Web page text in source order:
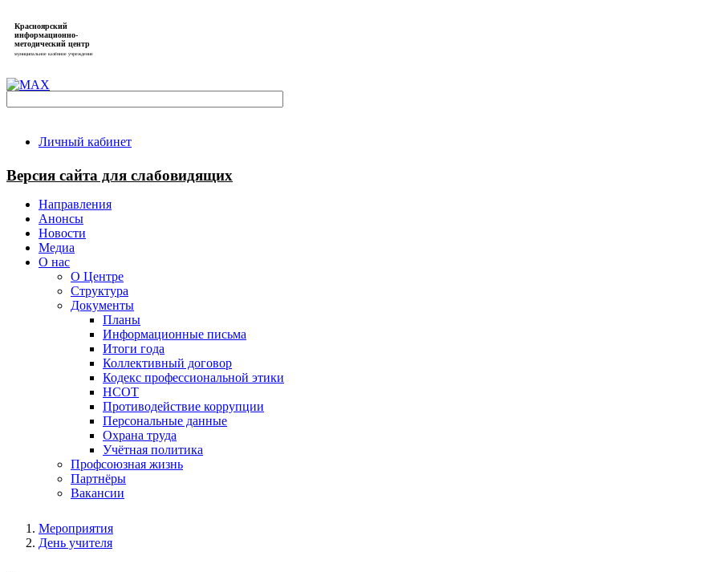
Красноярский
информационно-
методический центр
муниципальное казённое учреждение
Личный кабинет
Версия сайта для слабовидящих
Направления
Анонсы
Новости
Медиа
О нас
О Центре
Структура
Документы
Планы
Информационные письма
Итоги года
Коллективный договор
Кодекс профессиональной этики
НСОТ
Противодействие коррупции
Персональные данные
Охрана труда
Учётная политика
Профсоюзная жизнь
Партнёры
Вакансии
Мероприятия
День учителя